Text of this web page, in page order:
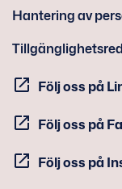
Hantering av
Följ oss på
Följ oss på
Följ oss på